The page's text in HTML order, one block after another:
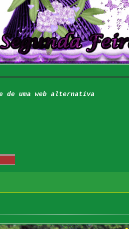
de uma web alternativa